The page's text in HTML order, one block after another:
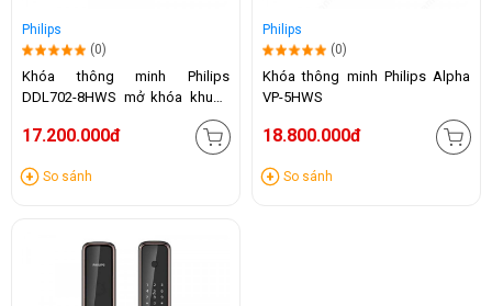
Philips
(0)
Khóa thông minh Philips
DDL702-8HWS mở khóa khuôn
17.200.000đ
So sánh
Philips
(0)
Khóa thông minh Philips Alpha
VP-5HWS
18.800.000đ
So sánh